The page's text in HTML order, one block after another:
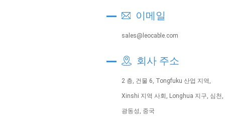
이메일
sales@leocable.com
회사 주소
2 층, 건물 6, Tongfuku 산업 지역,
Xinshi 지역 사회, Longhua 지구, 심천,
광동성, 중국